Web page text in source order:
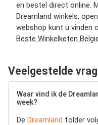
en bestel direct online.
Dreamland winkels,
webshop kunt u vinden
Beste Winkelketen
Veelgestelde
Waar vind ik de
week?
De Dreamland folder